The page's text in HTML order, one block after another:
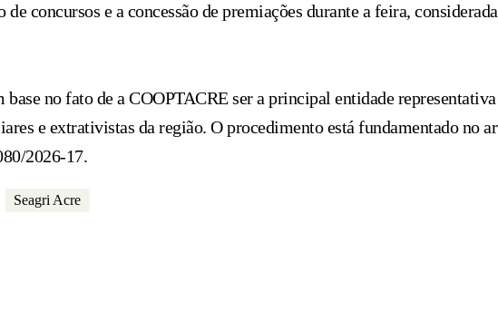
concursos e a concessão de premiações durante a feira,
no fato de a COOPTACRE ser a principal entidade
e extrativistas da região. O procedimento está fundamentado no
2026-17.
Seagri Acre